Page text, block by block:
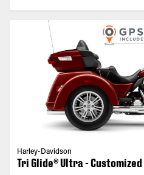
Harley-Davidson
Tri Glide® Ultra - Customized